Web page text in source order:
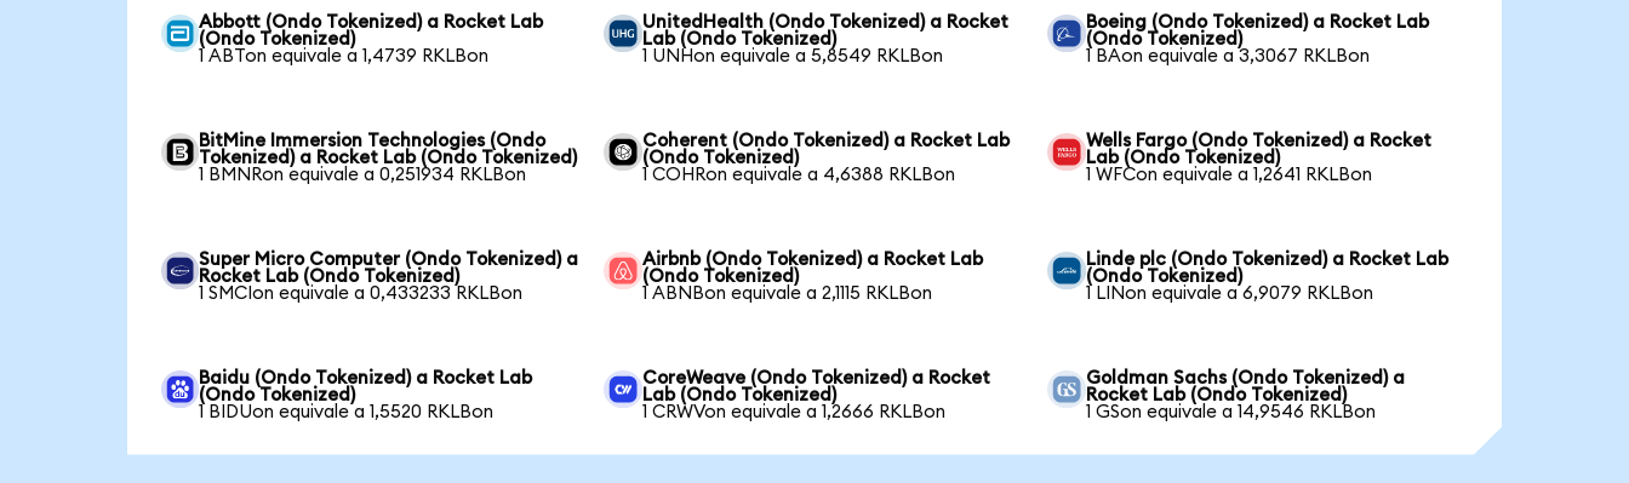
Abbott (Ondo Tokenized) a Rocket Lab
(Ondo Tokenized)
1 ABTon equivale a 1,4739 RKLBon
UnitedHealth (Ondo Tokenized) a Rocket
Lab (Ondo Tokenized)
1 UNHon equivale a 5,8549 RKLBon
Boeing (Ondo Tokenized) a Rocket Lab
(Ondo Tokenized)
1 BAon equivale a 3,3067 RKLBon
BitMine Immersion Technologies (Ondo
Tokenized) a Rocket Lab (Ondo Tokenized)
1 BMNRon equivale a 0,251934 RKLBon
Coherent (Ondo Tokenized) a Rocket Lab
(Ondo Tokenized)
1 COHRon equivale a 4,6388 RKLBon
Wells Fargo (Ondo Tokenized) a Rocket
Lab (Ondo Tokenized)
1 WFCon equivale a 1,2641 RKLBon
Super Micro Computer (Ondo Tokenized) a
Rocket Lab (Ondo Tokenized)
1 SMCIon equivale a 0,433233 RKLBon
Airbnb (Ondo Tokenized) a Rocket Lab
(Ondo Tokenized)
1 ABNBon equivale a 2,1115 RKLBon
Linde plc (Ondo Tokenized) a Rocket Lab
(Ondo Tokenized)
1 LINon equivale a 6,9079 RKLBon
Baidu (Ondo Tokenized) a Rocket Lab
(Ondo Tokenized)
1 BIDUon equivale a 1,5520 RKLBon
CoreWeave (Ondo Tokenized) a Rocket
Lab (Ondo Tokenized)
1 CRWVon equivale a 1,2666 RKLBon
Goldman Sachs (Ondo Tokenized) a
Rocket Lab (Ondo Tokenized)
1 GSon equivale a 14,9546 RKLBon